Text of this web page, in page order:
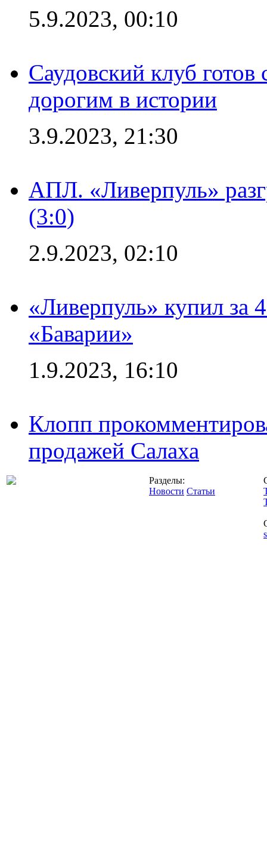
5.9.2023, 00:10
Саудовский клуб
дорогим в истории
3.9.2023, 21:30
АПЛ. «Ливерпуль»
(3:0)
2.9.2023, 02:10
«Ливерпуль» купил за
«Баварии»
1.9.2023, 16:10
Клопп
продажей Салаха
Разделы:
Новости Статьи